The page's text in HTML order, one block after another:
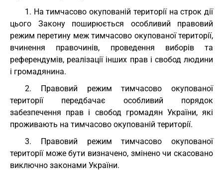
1. На тимчасово окупованій території на строк дії
цього Закону поширюється особливий правовий
режим перетину меж тимчасово окупованої території,
вчинення правочинів, проведення виборів та
референдумів, реалізації інших прав і свобод людини
і громадянина.
2. Правовий режим тимчасово окупованої
території передбачає особливий порядок
забезпечення прав і свобод громадян України, які
проживають на тимчасово окупованій території.
3. Правовий режим тимчасово окупованої
території може бути визначено, змінено чи скасовано
виключно законами України.